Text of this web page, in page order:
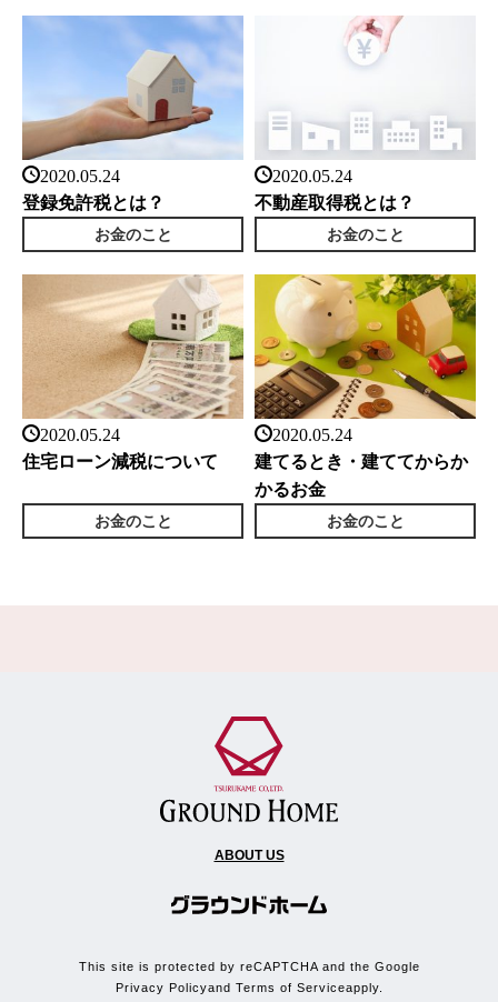
2020.05.24
登録免許税とは？
お金のこと
2020.05.24
不動産取得税とは？
お金のこと
2020.05.24
住宅ローン減税について
お金のこと
2020.05.24
建てるとき・建ててからか
かるお金
お金のこと
ABOUT US
This site is protected by reCAPTCHA and the Google
Privacy Policyand Terms of Serviceapply.